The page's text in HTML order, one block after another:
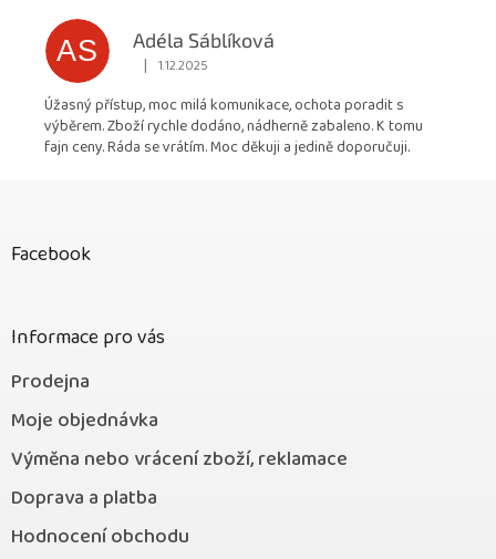
AS
Adéla Sáblíková
Hodnocení obchodu je 5 z 5 hvězdiček.
| 1.12.2025
Úžasný přístup, moc milá komunikace, ochota poradit s
výběrem. Zboží rychle dodáno, nádherně zabaleno. K tomu
fajn ceny. Ráda se vrátím. Moc děkuji a jedině doporučuji.
Facebook
Informace pro vás
Prodejna
Moje objednávka
Výměna nebo vrácení zboží, reklamace
Doprava a platba
Hodnocení obchodu